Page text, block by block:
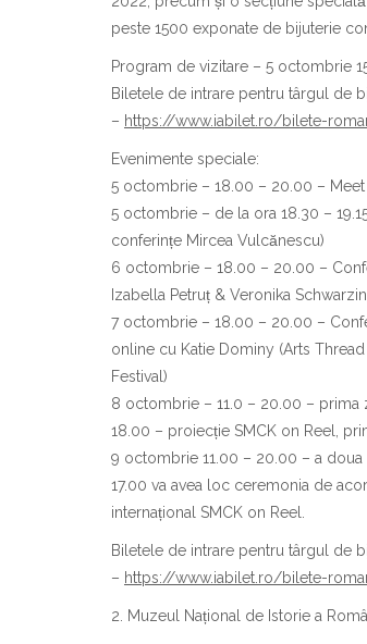
peste 1500 exponate de bijuterie
Program de vizitare – 5 octombrie
Biletele de intrare pentru târgul de
– https://www.iabilet.ro/bilete-
Evenimente speciale:
5 octombrie – 18.00 – 20.00 – Meet
5 octombrie – de la ora 18.30 –
conferințe Mircea Vulcănescu)
6 octombrie – 18.00 – 20.00 –
Izabella Petruț & Veronika
7 octombrie – 18.00 – 20.00 –
online cu Katie Dominy (Arts
Festival)
8 octombrie – 11.0 – 20.00 – prima
18.00 – proiecție SMCK on Reel,
9 octombrie 11.00 – 20.00 – a
17.00 va avea loc ceremonia de
internațional SMCK on Reel.
Biletele de intrare pentru târgul de
– https://www.iabilet.ro/bilete-
2. Muzeul Național de Istorie a